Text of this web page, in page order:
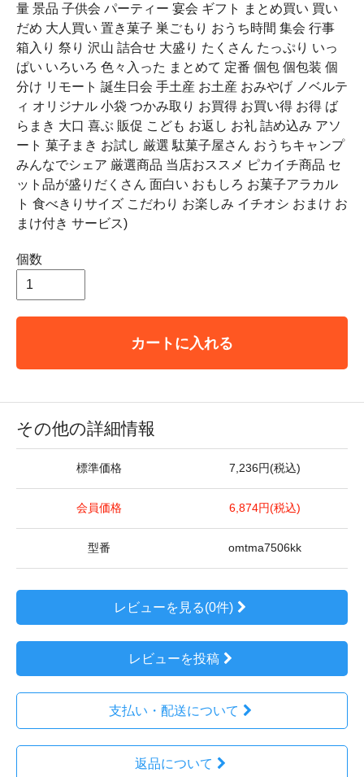
量 景品 子供会 パーティー 宴会 ギフト まとめ買い 買い
だめ 大人買い 置き菓子 巣ごもり おうち時間 集会 行事
箱入り 祭り 沢山 詰合せ 大盛り たくさん たっぷり いっ
ぱい いろいろ 色々入った まとめて 定番 個包 個包装 個
分け リモート 誕生日会 手土産 お土産 おみやげ ノベルテ
ィ オリジナル 小袋 つかみ取り お買得 お買い得 お得 ば
らまき 大口 喜ぶ 販促 こども お返し お礼 詰め込み アソ
ート 菓子まき お試し 厳選 駄菓子屋さん おうちキャンプ
みんなでシェア 厳選商品 当店おススメ ピカイチ商品 セ
ット品が盛りだくさん 面白い おもしろ お菓子アラカル
ト 食べきりサイズ こだわり お楽しみ イチオシ おまけ お
まけ付き サービス)
個数
カートに入れる
その他の詳細情報
標準価格 7,236円(税込)
会員価格 6,874円(税込)
型番 omtma7506kk
レビューを見る(0件)
レビューを投稿
支払い・配送について
返品について